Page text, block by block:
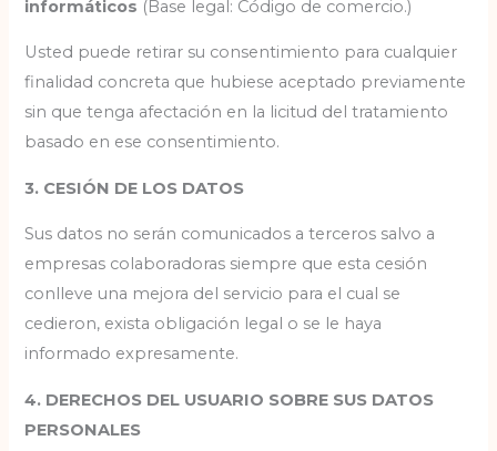
informáticos (Base legal: Código de comercio.)
Usted puede retirar su consentimiento para cualquier
finalidad concreta que hubiese aceptado previamente
sin que tenga afectación en la licitud del tratamiento
basado en ese consentimiento.
3. CESIÓN DE LOS DATOS
Sus datos no serán comunicados a terceros salvo a
empresas colaboradoras siempre que esta cesión
conlleve una mejora del servicio para el cual se
cedieron, exista obligación legal o se le haya
informado expresamente.
4. DERECHOS DEL USUARIO SOBRE SUS DATOS
PERSONALES